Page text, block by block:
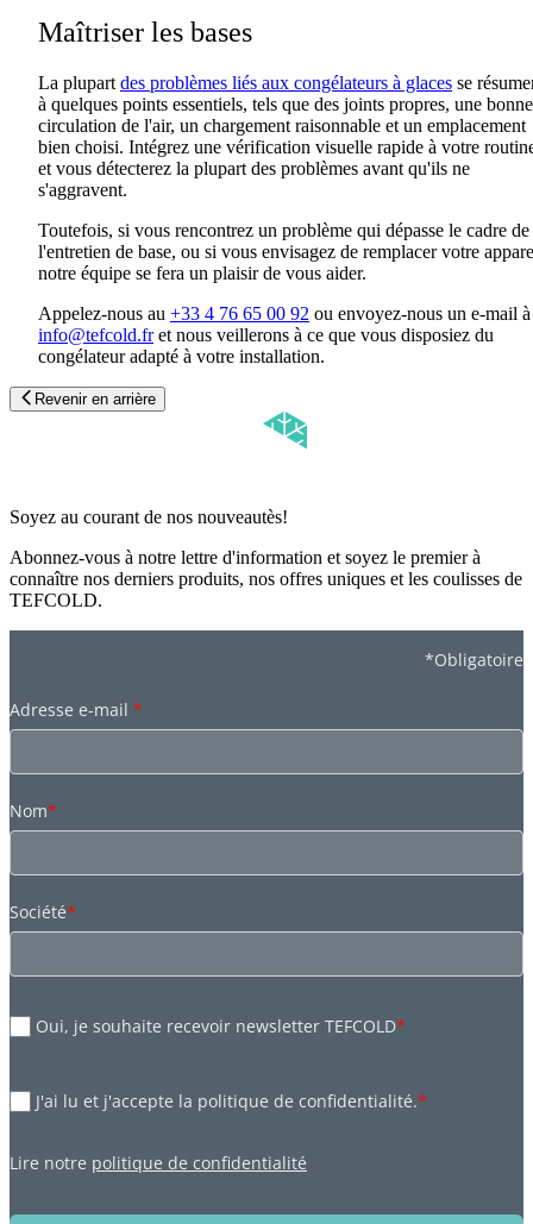
Maîtriser les bases
La plupart des problèmes liés aux congélateurs à glaces se
à quelques points essentiels, tels que des joints propres, une bonne
circulation de l'air, un chargement raisonnable et un emplacement
bien choisi. Intégrez une vérification visuelle rapide à votre
et vous détecterez la plupart des problèmes avant qu'ils ne
s'aggravent.
Toutefois, si vous rencontrez un problème qui dépasse le cadre de
l'entretien de base, ou si vous envisagez de remplacer votre
notre équipe se fera un plaisir de vous aider.
Appelez-nous au +33 4 76 65 00 92 ou envoyez-nous un e-mail à
info@tefcold.fret nous veillerons à ce que vous disposiez du
congélateur adapté à votre installation.
Revenir en arrière
Soyez au courant de nos nouveautès!
Abonnez-vous à notre lettre d'information et soyez le premier à
connaître nos derniers produits, nos offres uniques et les coulisses de
TEFCOLD.
*Obligatoire
Adresse e-mail *
Nom*
Société*
Oui, je souhaite recevoir newsletter TEFCOLD*
J'ai lu et j'accepte la politique de confidentialité.*
Lire notre politique de confidentialité